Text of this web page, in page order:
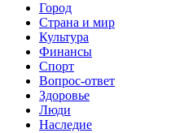
Город
Страна и мир
Культура
Финансы
Спорт
Вопрос-ответ
Здоровье
Люди
Наследие